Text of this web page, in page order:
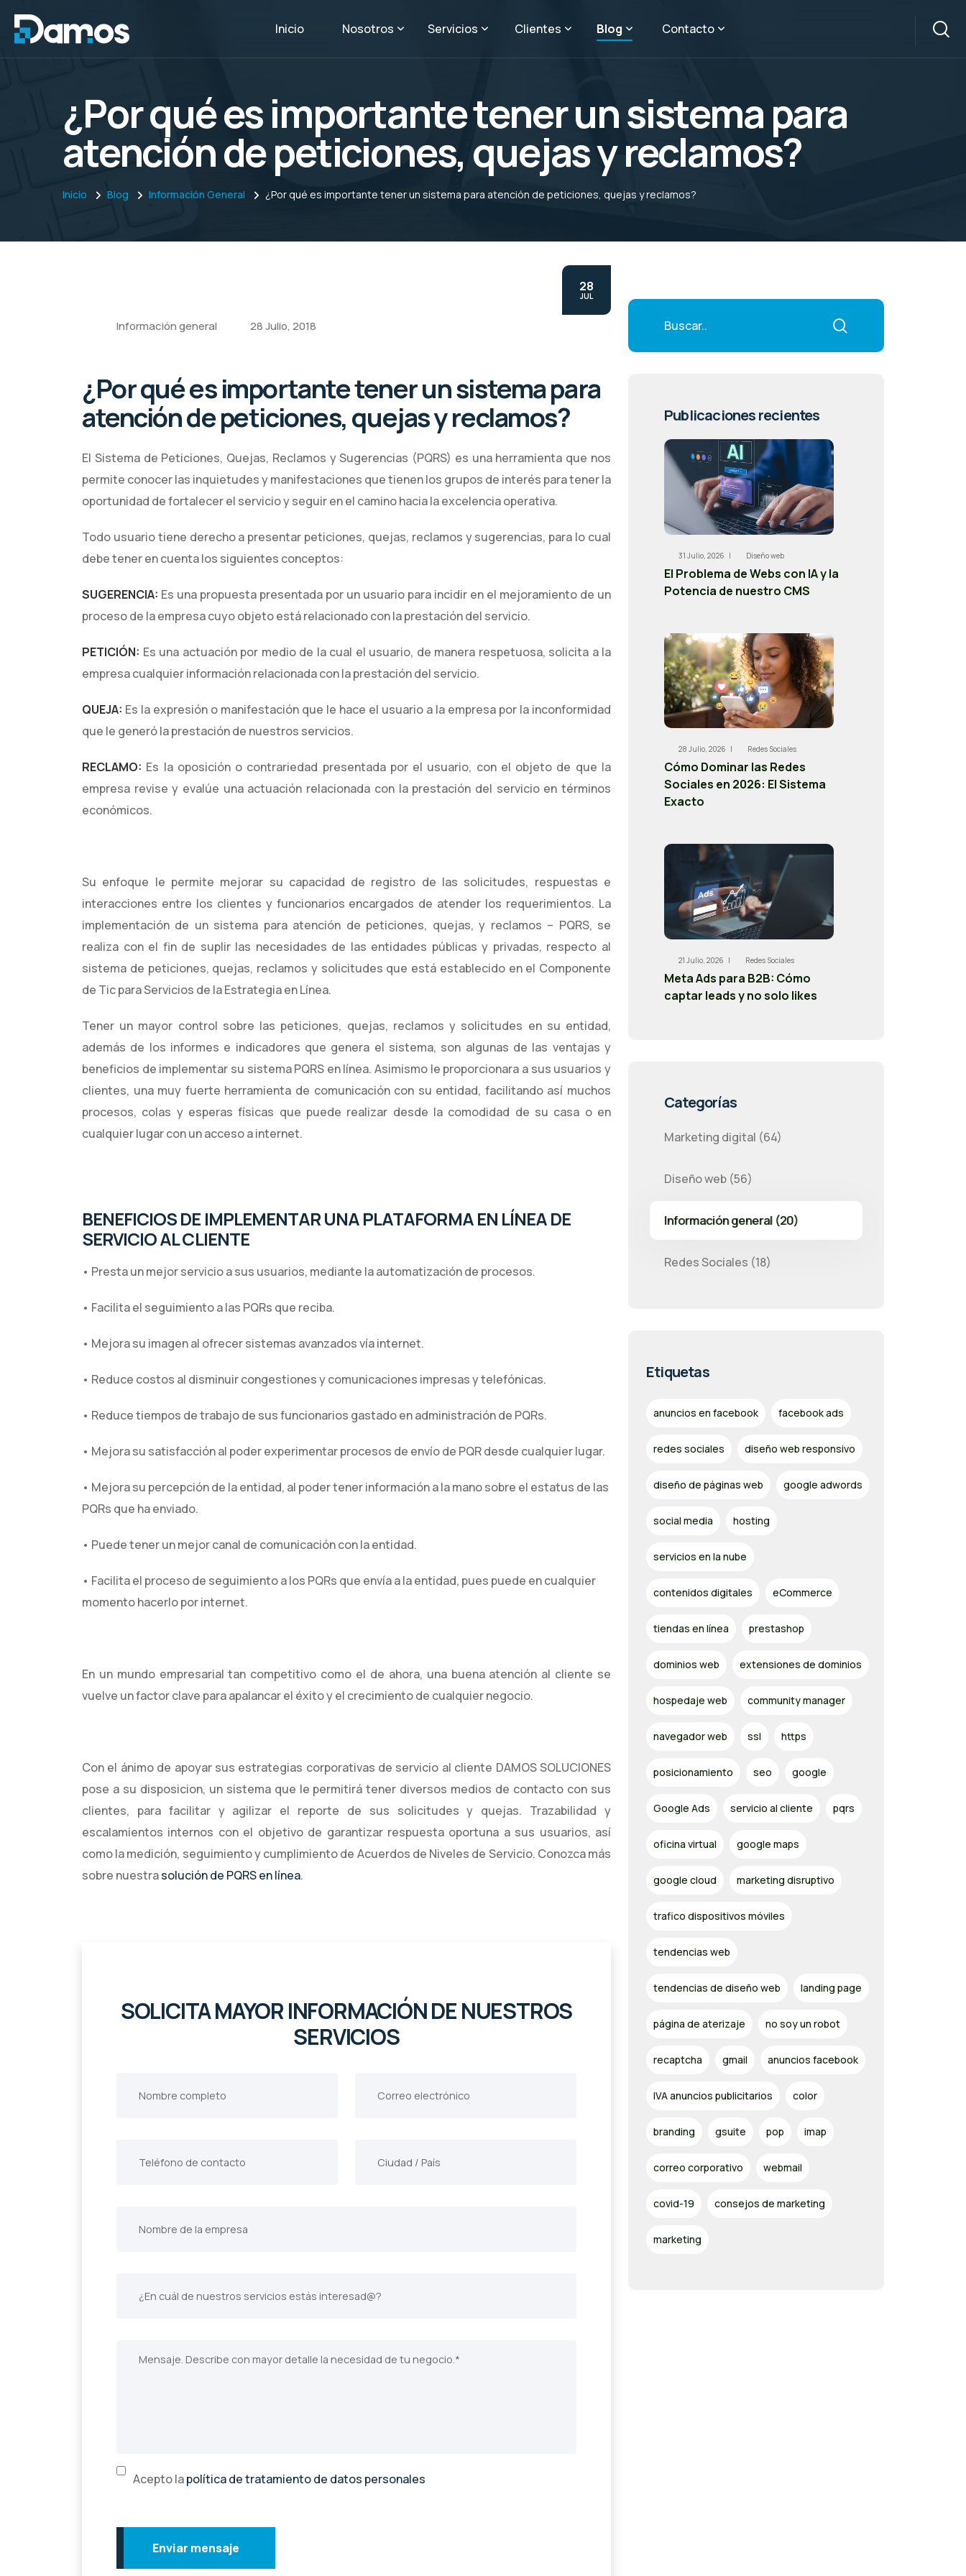
Inicio Nosotros Servicios Clientes Blog Contacto
¿Por qué es importante tener un sistema para
atención de peticiones, quejas y reclamos?
Inicio Blog Información General ¿Por qué es importante tener un sistema para atención de peticiones, quejas y reclamos?
28
JUL
Información general 28 Julio, 2018
¿Por qué es importante tener un sistema para
atención de peticiones, quejas y reclamos?
El Sistema de Peticiones, Quejas, Reclamos y Sugerencias (PQRS) es una herramienta que nos
permite conocer las inquietudes y manifestaciones que tienen los grupos de interés para tener la
oportunidad de fortalecer el servicio y seguir en el camino hacia la excelencia operativa.
Todo usuario tiene derecho a presentar peticiones, quejas, reclamos y sugerencias, para lo cual
debe tener en cuenta los siguientes conceptos:
SUGERENCIA: Es una propuesta presentada por un usuario para incidir en el mejoramiento de un
proceso de la empresa cuyo objeto está relacionado con la prestación del servicio.
PETICIÓN: Es una actuación por medio de la cual el usuario, de manera respetuosa, solicita a la
empresa cualquier información relacionada con la prestación del servicio.
QUEJA: Es la expresión o manifestación que le hace el usuario a la empresa por la inconformidad
que le generó la prestación de nuestros servicios.
RECLAMO: Es la oposición o contrariedad presentada por el usuario, con el objeto de que la
empresa revise y evalúe una actuación relacionada con la prestación del servicio en términos
económicos.
Su enfoque le permite mejorar su capacidad de registro de las solicitudes, respuestas e
interacciones entre los clientes y funcionarios encargados de atender los requerimientos. La
implementación de un sistema para atención de peticiones, quejas, y reclamos – PQRS, se
realiza con el fin de suplir las necesidades de las entidades públicas y privadas, respecto al
sistema de peticiones, quejas, reclamos y solicitudes que está establecido en el Componente
de Tic para Servicios de la Estrategia en Línea.
Tener un mayor control sobre las peticiones, quejas, reclamos y solicitudes en su entidad,
además de los informes e indicadores que genera el sistema, son algunas de las ventajas y
beneficios de implementar su sistema PQRS en línea. Asimismo le proporcionara a sus usuarios y
clientes, una muy fuerte herramienta de comunicación con su entidad, facilitando así muchos
procesos, colas y esperas físicas que puede realizar desde la comodidad de su casa o en
cualquier lugar con un acceso a internet.
BENEFICIOS DE IMPLEMENTAR UNA PLATAFORMA EN LÍNEA DE
SERVICIO AL CLIENTE
• Presta un mejor servicio a sus usuarios, mediante la automatización de procesos.
• Facilita el seguimiento a las PQRs que reciba.
• Mejora su imagen al ofrecer sistemas avanzados vía internet.
• Reduce costos al disminuir congestiones y comunicaciones impresas y telefónicas.
• Reduce tiempos de trabajo de sus funcionarios gastado en administración de PQRs.
• Mejora su satisfacción al poder experimentar procesos de envío de PQR desde cualquier lugar.
• Mejora su percepción de la entidad, al poder tener información a la mano sobre el estatus de las
PQRs que ha enviado.
• Puede tener un mejor canal de comunicación con la entidad.
• Facilita el proceso de seguimiento a los PQRs que envía a la entidad, pues puede en cualquier
momento hacerlo por internet.
En un mundo empresarial tan competitivo como el de ahora, una buena atención al cliente se
vuelve un factor clave para apalancar el éxito y el crecimiento de cualquier negocio.
Con el ánimo de apoyar sus estrategias corporativas de servicio al cliente DAMOS SOLUCIONES
pose a su disposicion, un sistema que le permitirá tener diversos medios de contacto con sus
clientes, para facilitar y agilizar el reporte de sus solicitudes y quejas. Trazabilidad y
escalamientos internos con el objetivo de garantizar respuesta oportuna a sus usuarios, así
como la medición, seguimiento y cumplimiento de Acuerdos de Niveles de Servicio. Conozca más
sobre nuestrasolución de PQRS en línea.
SOLICITA MAYOR INFORMACIÓN DE NUESTROS
SERVICIOS
Acepto lapolítica de tratamiento de datos personales
Enviar mensaje
Publicaciones recientes
31 Julio, 2026 | Diseño web
El Problema de Webs con IA y la
Potencia de nuestro CMS
28 Julio, 2026 | Redes Sociales
Cómo Dominar las Redes
Sociales en 2026: El Sistema
Exacto
21 Julio, 2026 | Redes Sociales
Meta Ads para B2B: Cómo
captar leads y no solo likes
Categorías
Marketing digital (64)
Diseño web (56)
Información general (20)
Redes Sociales (18)
Etiquetas
anuncios en facebook facebook ads
redes sociales diseño web responsivo
diseño de páginas web google adwords
social media hosting
servicios en la nube
contenidos digitales eCommerce
tiendas en línea prestashop
dominios web extensiones de dominios
hospedaje web community manager
navegador web ssl https
posicionamiento seo google
Google Ads servicio al cliente pqrs
oficina virtual google maps
google cloud marketing disruptivo
trafico dispositivos móviles
tendencias web
tendencias de diseño web landing page
página de aterizaje no soy un robot
recaptcha gmail anuncios facebook
IVA anuncios publicitarios color
branding gsuite pop imap
correo corporativo webmail
covid-19 consejos de marketing
marketing